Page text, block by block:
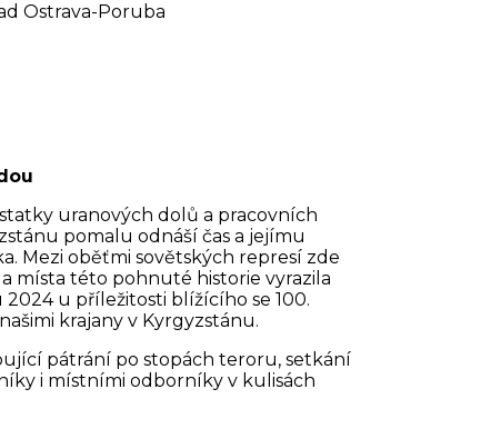
Ostrava-Poruba
uranových dolů a pracovních
pomalu odnáší čas a jejímu
Mezi oběťmi sovětských represí zde
místa této pohnuté historie vyrazila
u příležitosti blížícího se 100.
krajany v Kyrgyzstánu.
pátrání po stopách teroru, setkání
i místními odborníky v kulisách